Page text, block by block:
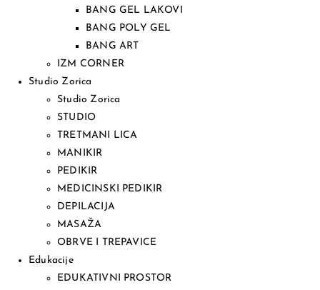
BANG GEL LAKOVI
BANG POLY GEL
BANG ART
IZM CORNER
Studio Zorica
Studio Zorica
STUDIO
TRETMANI LICA
MANIKIR
PEDIKIR
MEDICINSKI PEDIKIR
DEPILACIJA
MASAŽA
OBRVE I TREPAVICE
Edukacije
EDUKATIVNI PROSTOR